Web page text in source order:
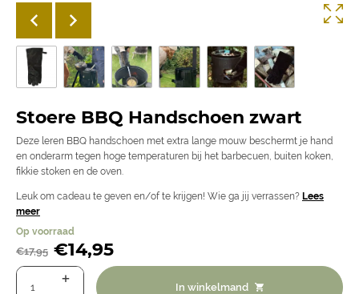
Stoere BBQ Handschoen zwart
Deze leren BBQ handschoen met extra lange mouw beschermt je hand
en onderarm tegen hoge temperaturen bij het barbecuen, buiten koken,
fikkie stoken en de oven.
Leuk om cadeau te geven en/of te krijgen! Wie ga jij verrassen? Lees
meer
Op voorraad
€17,95 €14,95
In winkelmand